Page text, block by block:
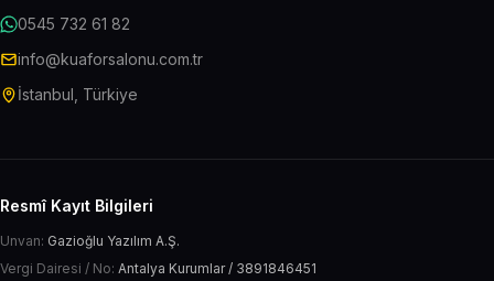
0545 732 61 82
info@kuaforsalonu.com.tr
İstanbul, Türkiye
Resmî Kayıt Bilgileri
Unvan: Gazioğlu Yazılım A.Ş.
Vergi Dairesi / No: Antalya Kurumlar / 3891846451